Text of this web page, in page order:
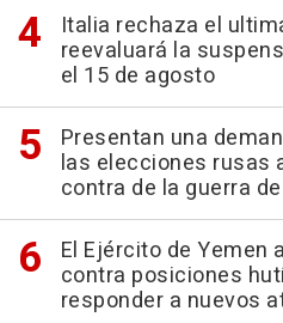
Italia rechaza el
reevaluará la
el 15 de agosto
Presentan una
las elecciones rusas
contra de la guerra
El Ejército de Yemen
contra posiciones
responder a nuevos